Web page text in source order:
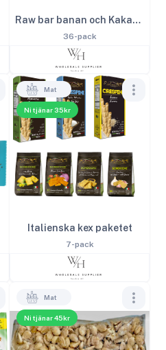
Raw bar banan och Kakao 35g
36-pack
Ni tjänar 35kr
Mat
Italienska kex paketet
7-pack
Ni tjänar 45kr
Mat